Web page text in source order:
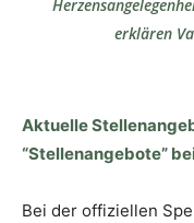
erklären
Aktuelle
“Stellenangebote”
Bei der offiziellen